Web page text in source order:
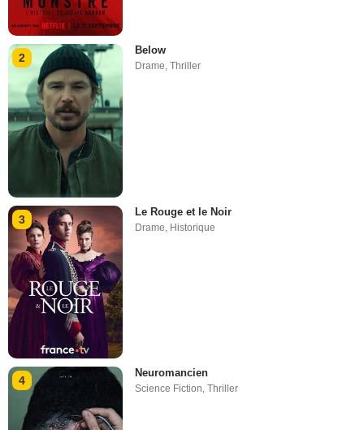
2
Below
Drame,Thriller
3
Le Rouge et le Noir
Drame Historique
4
Neuromancien
Science Fiction,Thriller